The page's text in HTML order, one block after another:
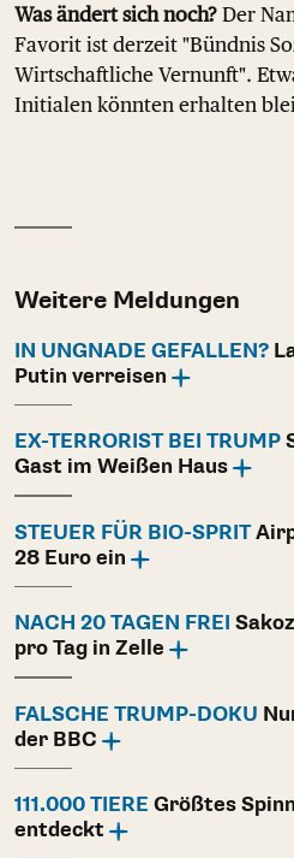
Was ändert sich noch? Der
Favorit ist derzeit "Bündnis
Wirtschaftliche Vernunft".
Initialen könnten erhalten
Weitere Meldungen
IN UNGNADE GEFALLEN?
Putin verreisen
EX-TERRORIST BEI TRUMP
Gast im Weißen Haus
STEUER FÜR BIO-SPRIT
28 Euro ein
NACH 20 TAGEN FREI
pro Tag in Zelle
FALSCHE TRUMP-DOKU
der BBC
111.000 TIERE Größtes
entdeckt